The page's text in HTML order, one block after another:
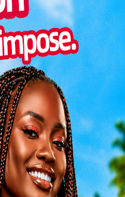
modernes.
l’URCLEC a qualifié
de « repli
s’est déroulé en
locales, des
et personnels de
la mutuelle
a salué l’initiative. Il a